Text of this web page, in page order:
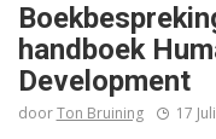
handboek
Development
doorTon Bruining
17